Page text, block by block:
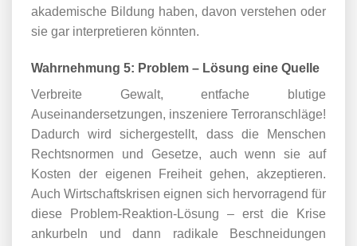
akademische Bildung haben, davon verstehen oder
sie gar interpretieren könnten.
Wahrnehmung 5: Problem – Lösung eine Quelle
Verbreite Gewalt, entfache blutige
Auseinandersetzungen, inszeniere Terroranschläge!
Dadurch wird sichergestellt, dass die Menschen
Rechtsnormen und Gesetze, auch wenn sie auf
Kosten der eigenen Freiheit gehen, akzeptieren.
Auch Wirtschaftskrisen eignen sich hervorragend für
diese Problem-Reaktion-Lösung – erst die Krise
ankurbeln und dann radikale Beschneidungen